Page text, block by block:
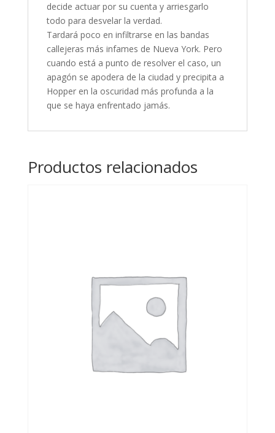
decide actuar por su cuenta y arriesgarlo
todo para desvelar la verdad.
Tardará poco en infiltrarse en las bandas
callejeras más infames de Nueva York. Pero
cuando está a punto de resolver el caso, un
apagón se apodera de la ciudad y precipita a
Hopper en la oscuridad más profunda a la
que se haya enfrentado jamás.
Productos relacionados